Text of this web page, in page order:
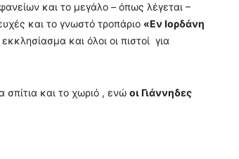
και το μεγάλο – όπως λέγεται –
και το γνωστό τροπάριο «Εν Ιορδάνη
και όλοι οι πιστοί για
και το χωριό , ενώ οι Γιάννηδες